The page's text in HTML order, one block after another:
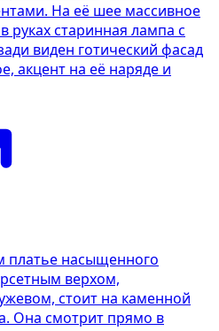
На её шее массивное
руках старинная лампа с
виден готический фасад
акцент на её наряде и